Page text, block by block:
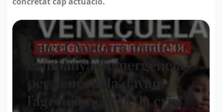
Unicef Andorra manté la
campanya d’emergència
per Veneçuela davant
l’agreujament de la crisi